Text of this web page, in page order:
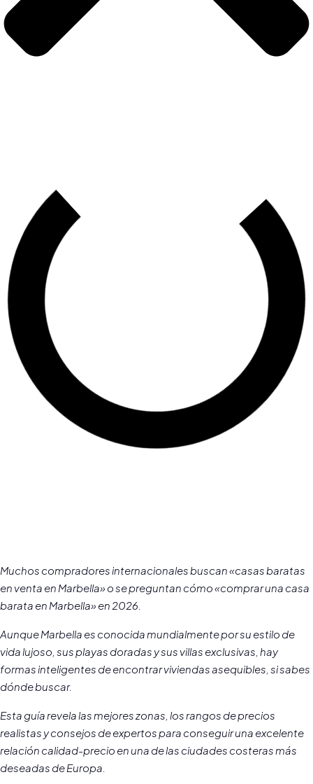
Muchos compradores internacionales buscan «casas baratas
en venta en Marbella» o se preguntan cómo «comprar una casa
barata en Marbella» en 2026.
Aunque Marbella es conocida mundialmente por su estilo de
vida lujoso, sus playas doradas y sus villas exclusivas, hay
formas inteligentes de encontrar viviendas asequibles, si sabes
dónde buscar.
Esta guía revela las mejores zonas, los rangos de precios
realistas y consejos de expertos para conseguir una excelente
relación calidad-precio en una de las ciudades costeras más
deseadas de Europa.